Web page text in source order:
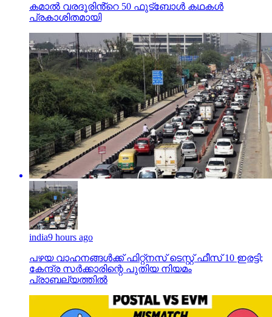
കമാൽ വരദൂരിൻ്റെ 50 ഫുട്ബോൾ കഥകൾ
പ്രകാശിതമായി
india9 hours ago
പഴയ വാഹനങ്ങള്‍ക്ക് ഫിറ്റ്‌നസ് ടെസ്റ്റ് ഫീസ് 10 ഇരട്ടി;
കേന്ദ്ര സര്‍ക്കാരിന്റെ പുതിയ നിയമം
പ്രാബല്യത്തില്‍